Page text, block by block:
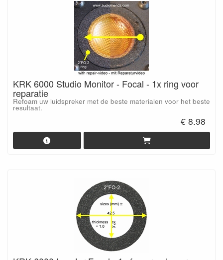
KRK 6000 Studio Monitor - Focal - 1x ring voor
reparatie
Refoam uw luidspreker met de beste materialen voor het beste
resultaat.
€ 8.98